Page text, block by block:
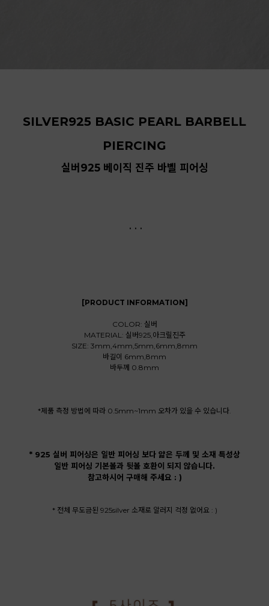
SILVER925 BASIC PEARL BARBELL
PIERCING
실버925 베이직 진주 바벨 피어싱
. . .
[PRODUCT INFORMATION]
COLOR: 실버
MATERIAL: 실버925,아크릴진주
SIZE: 3mm,4mm,5mm,6mm,8mm
바길이 6mm,8mm
바두께 0.8mm
*제품 측정 방법에 따라 0.5mm~1mm 오차가 있을 수 있습니다.
* 925 실버 피어싱은 일반 피어싱 보다 얇은 두께 및 소재 특성상
일반 피어싱 기본볼과 뒷볼 호환이 되지 않습니다.
참고하시어 구매해 주세요 : )
* 전체 무도금된 925silver 소재로 알러지 걱정 없어요 : )